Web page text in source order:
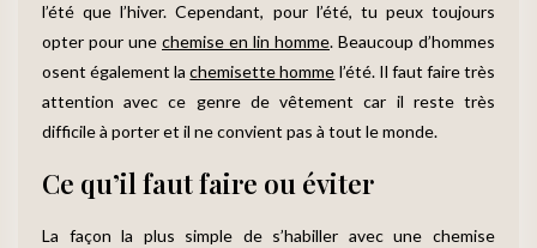
l’été que l’hiver. Cependant, pour l’été, tu peux toujours
opter pour une chemise en lin homme. Beaucoup d’hommes
osent également lachemisette homme l’été. Il faut faire très
attention avec ce genre de vêtement car il reste très
difficile à porter et il ne convient pas à tout le monde.
Ce qu’il faut faire ou éviter
La façon la plus simple de s’habiller avec une chemise